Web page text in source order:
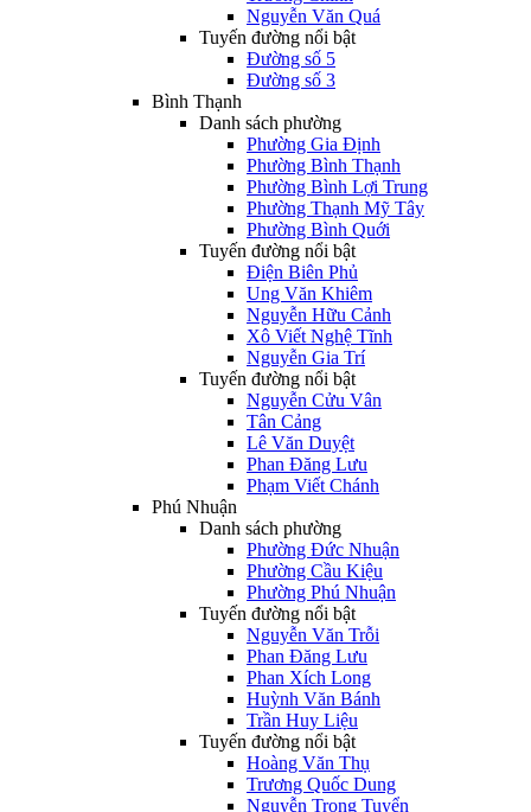
Nguyễn Văn Quá
Tuyến đường nổi bật
Đường số 5
Đường số 3
Bình Thạnh
Danh sách phường
Phường Gia Định
Phường Bình Thạnh
Phường Bình Lợi Trung
Phường Thạnh Mỹ Tây
Phường Bình Quới
Tuyến đường nổi bật
Điện Biên Phủ
Ung Văn Khiêm
Nguyễn Hữu Cảnh
Xô Viết Nghệ Tĩnh
Nguyễn Gia Trí
Tuyến đường nổi bật
Nguyễn Cửu Vân
Tân Cảng
Lê Văn Duyệt
Phan Đăng Lưu
Phạm Viết Chánh
Phú Nhuận
Danh sách phường
Phường Đức Nhuận
Phường Cầu Kiệu
Phường Phú Nhuận
Tuyến đường nổi bật
Nguyễn Văn Trỗi
Phan Đăng Lưu
Phan Xích Long
Huỳnh Văn Bánh
Trần Huy Liệu
Tuyến đường nổi bật
Hoàng Văn Thụ
Trương Quốc Dung
Nguyễn Trọng Tuyển